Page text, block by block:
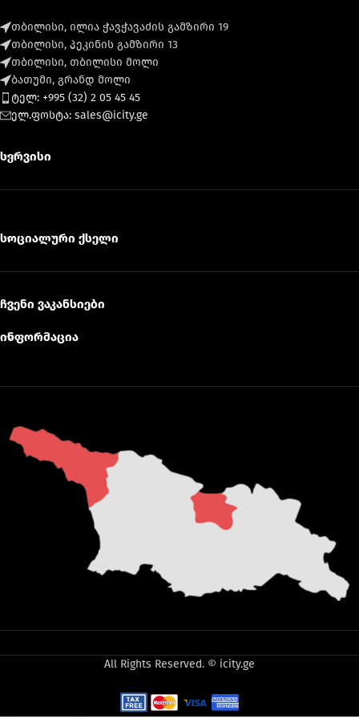
თბილისი, ილია ჭავჭავაძის გამზირი 19
თბილისი, პეკინის გამზირი 13
თბილისი, თბილისი მოლი
ბათუმი, გრანდ მოლი
ტელ: +995 (32) 2 05 45 45
ელ.ფოსტა: sales@icity.ge
სერვისი
სოციალური ქსელი
ჩვენი ვაკანსიები
ინფორმაცია
All Rights Reserved. © icity.ge